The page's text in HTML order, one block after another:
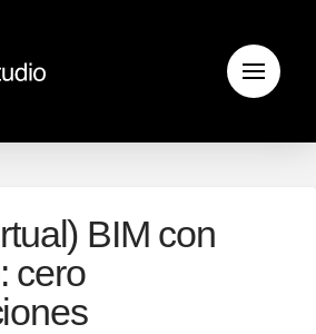
BIM con
cero